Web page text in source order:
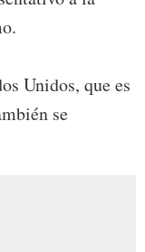
Unidos, que es
se